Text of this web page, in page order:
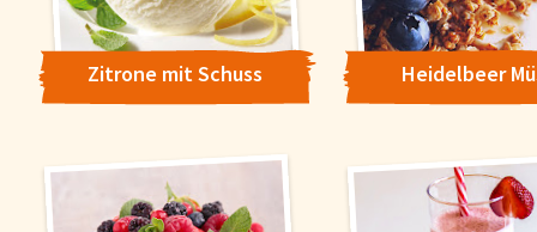
Zitrone mit Schuss Heidelbeer